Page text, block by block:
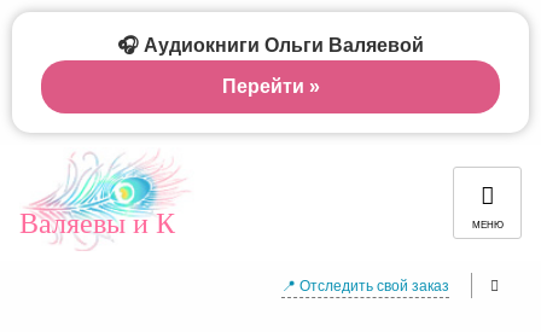
Валяевы и К МЕНЮ
📍 Отследить свой заказ
🎧 Аудиокниги Ольги Валяевой
Перейти »